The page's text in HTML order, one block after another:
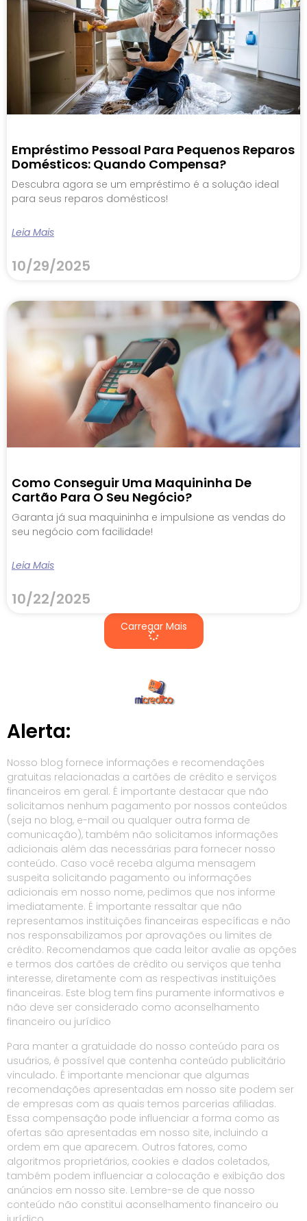
Empréstimo Pessoal Para Pequenos Reparos
Domésticos: Quando Compensa?
Descubra agora se um empréstimo é a solução ideal
para seus reparos domésticos!
Leia Mais
10/29/2025
Como Conseguir Uma Maquininha De
Cartão Para O Seu Negócio?
Garanta já sua maquininha e impulsione as vendas do
seu negócio com facilidade!
Leia Mais
10/22/2025
Carregar Mais
Alerta:
Nosso blog fornece informações e recomendações
gratuitas relacionadas a cartões de crédito e serviços
financeiros em geral. É importante destacar que não
solicitamos nenhum pagamento por nossos conteúdos
(seja no blog, e-mail ou qualquer outra forma de
comunicação), também não solicitamos informações
adicionais além das necessárias para fornecer nosso
conteúdo. Caso você receba alguma mensagem
suspeita solicitando pagamento ou informações
adicionais em nosso nome, pedimos que nos informe
imediatamente. É importante ressaltar que não
representamos instituições financeiras específicas e não
nos responsabilizamos por aprovações ou limites de
crédito. Recomendamos que cada leitor avalie as opções
e termos dos cartões de crédito ou serviços que tenha
interesse, diretamente com as respectivas instituições
financeiras. Este blog tem fins puramente informativos e
não deve ser considerado como aconselhamento
financeiro ou jurídico
Para manter a gratuidade do nosso conteúdo para os
usuários, é possível que contenha conteúdo publicitário
vinculado. É importante mencionar que algumas
recomendações apresentadas em nosso site podem ser
de empresas com as quais temos parcerias afiliadas.
Essa compensação pode influenciar a forma como as
ofertas são apresentadas em nosso site, incluindo a
ordem em que aparecem. Outros fatores, como
algoritmos proprietários, cookies e dados coletados,
também podem influenciar a colocação e exibição dos
anúncios em nosso site. Lembre-se de que nosso
conteúdo não constitui aconselhamento financeiro ou